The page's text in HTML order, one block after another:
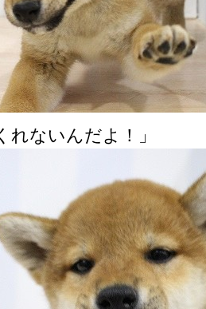
れないんだよ！」